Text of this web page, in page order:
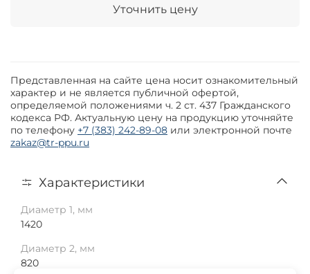
Уточнить цену
Представленная на сайте цена носит ознакомительный
характер и не является публичной офертой,
определяемой положениями ч. 2 ст. 437 Гражданского
кодекса РФ. Актуальную цену на продукцию уточняйте
по телефону +7 (383) 242-89-08 или электронной почте
zakaz@tr-ppu.ru
Характеристики
Диаметр 1, мм
1420
Диаметр 2, мм
820